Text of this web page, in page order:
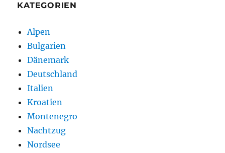
KATEGORIEN
Alpen
Bulgarien
Dänemark
Deutschland
Italien
Kroatien
Montenegro
Nachtzug
Nordsee